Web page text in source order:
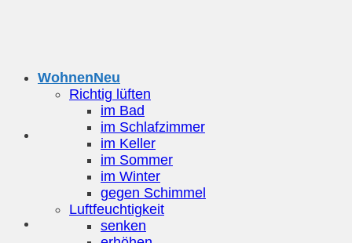
Wohnen
Richtig lüften
im Bad
im Schlafzimmer
im Keller
im Sommer
im Winter
gegen Schimmel
Luftfeuchtigkeit
senken